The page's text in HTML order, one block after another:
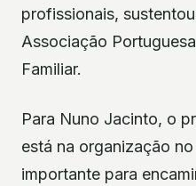
profissionais,
Associação
Familiar.
Para Nuno Jacinto, o
está na organização
importante para